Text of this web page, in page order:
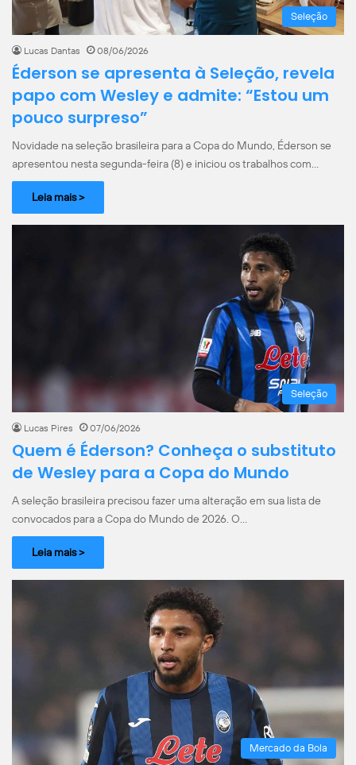
Seleção
Lucas Dantas 08/06/2026
Éderson se apresenta à Seleção, revela
papo com Wesley e admite: “Estou um
pouco surpreso”
Novidade na seleção brasileira para a Copa do Mundo, Éderson se
apresentou nesta segunda-feira (8) e iniciou os trabalhos com…
Leia mais >
Seleção
Lucas Pires 07/06/2026
Quem é Éderson? Conheça o substituto
de Wesley para a Copa do Mundo
A seleção brasileira precisou fazer uma alteração em sua lista de
convocados para a Copa do Mundo de 2026. O…
Leia mais >
Mercado da Bola